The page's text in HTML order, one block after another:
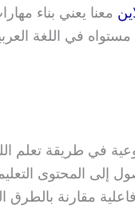
معنا يعني بناء
في اللغة
في طريقة تعلم
إلى المحتوى
مقارنة بالطرق